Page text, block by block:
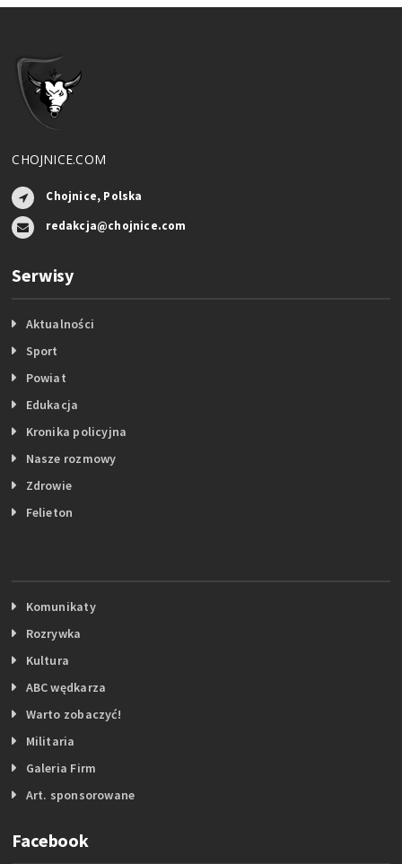
CHOJNICE.COM
Chojnice, Polska
redakcja@chojnice.com
Serwisy
Aktualności
Sport
Powiat
Edukacja
Kronika policyjna
Nasze rozmowy
Zdrowie
Felieton
Komunikaty
Rozrywka
Kultura
ABC wędkarza
Warto zobaczyć!
Militaria
Galeria Firm
Art. sponsorowane
Facebook